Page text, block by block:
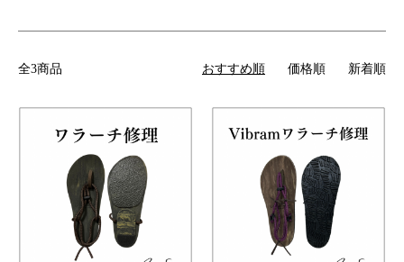
全3商品 おすすめ順 価格順 新着順